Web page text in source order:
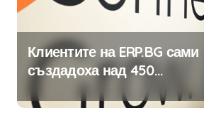
Клиентите на ERP.BG сами
създадоха над 450
приложения за ERP
с помощта на вградения в